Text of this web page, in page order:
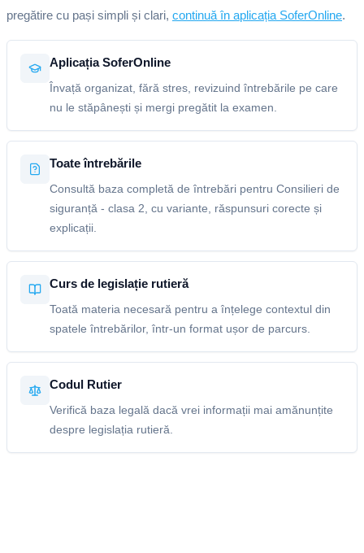
pregătire cu pași simpli și clari, continuă în aplicația SoferOnline.
Aplicația SoferOnline
Învață organizat, fără stres, revizuind întrebările pe care
nu le stăpânești și mergi pregătit la examen.
Toate întrebările
Consultă baza completă de întrebări pentru Consilieri de
siguranță - clasa 2, cu variante, răspunsuri corecte și
explicații.
Curs de legislație rutieră
Toată materia necesară pentru a înțelege contextul din
spatele întrebărilor, într-un format ușor de parcurs.
Codul Rutier
Verifică baza legală dacă vrei informații mai amănunțite
despre legislația rutieră.